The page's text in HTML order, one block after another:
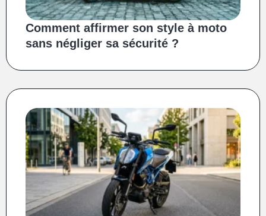
Comment affirmer son style à moto
sans négliger sa sécurité ?